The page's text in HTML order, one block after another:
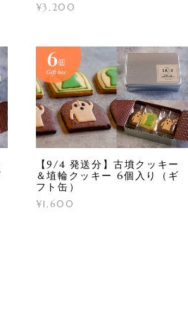
¥3,200
【9/4 発送分】古墳クッキー
＆埴輪クッキー 6個入り（ギ
フト缶）
¥1,600